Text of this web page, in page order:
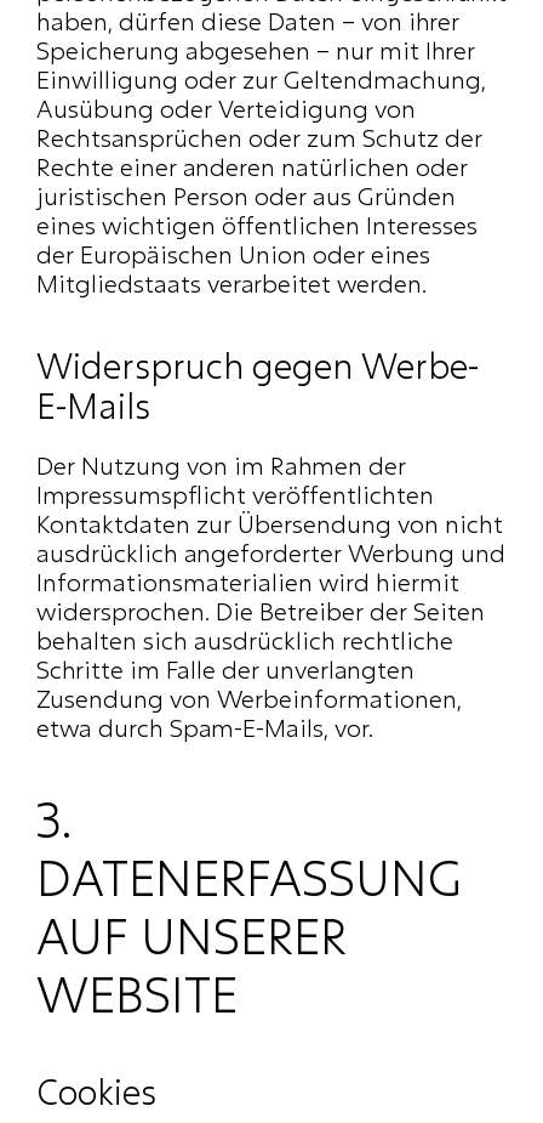
haben, dürfen diese Daten – von ihrer
Speicherung abgesehen – nur mit Ihrer
Einwilligung oder zur Geltendmachung,
Ausübung oder Verteidigung von
Rechtsansprüchen oder zum Schutz der
Rechte einer anderen natürlichen oder
juristischen Person oder aus Gründen
eines wichtigen öffentlichen Interesses
der Europäischen Union oder eines
Mitgliedstaats verarbeitet werden.
Widerspruch gegen Werbe-
E-Mails
Der Nutzung von im Rahmen der
Impressumspflicht veröffentlichten
Kontaktdaten zur Übersendung von nicht
ausdrücklich angeforderter Werbung und
Informationsmaterialien wird hiermit
widersprochen. Die Betreiber der Seiten
behalten sich ausdrücklich rechtliche
Schritte im Falle der unverlangten
Zusendung von Werbeinformationen,
etwa durch Spam-E-Mails, vor.
3.
DATENERFASSUNG
AUF UNSERER
WEBSITE
Cookies